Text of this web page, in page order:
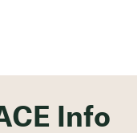
Info